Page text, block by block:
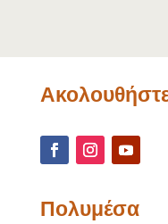
Πολυμέσα